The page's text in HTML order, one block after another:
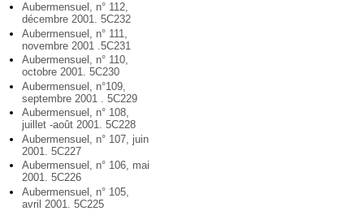
Aubermensuel, n° 112,
décembre 2001. 5C232
Aubermensuel, n° 111,
novembre 2001 .5C231
Aubermensuel, n° 110,
octobre 2001. 5C230
Aubermensuel, n°109,
septembre 2001 . 5C229
Aubermensuel, n° 108,
juillet -août 2001. 5C228
Aubermensuel, n° 107, juin
2001. 5C227
Aubermensuel, n° 106, mai
2001. 5C226
Aubermensuel, n° 105,
avril 2001. 5C225